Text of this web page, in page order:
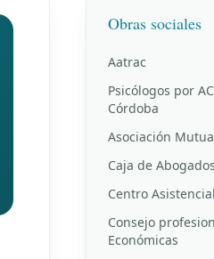
Obras sociales
Aatrac
Psicólogos por
Córdoba
Asociación
Caja de Abogados
Centro Asistencial
Consejo
Económicas